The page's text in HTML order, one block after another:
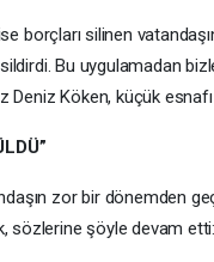
borçları silinen
Bu uygulamadan
Deniz Köken, küçük
zor bir dönemden
sözlerine şöyle devam etti: